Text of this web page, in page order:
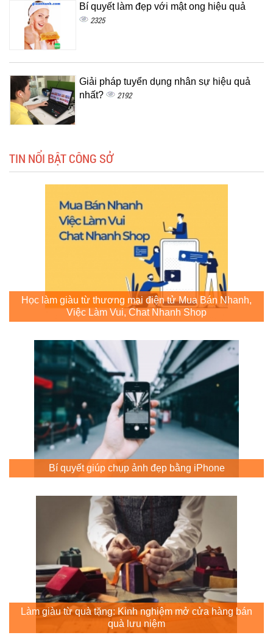
Bí quyết làm đẹp với mật ong hiệu quả
2325
Giải pháp tuyển dụng nhân sự hiệu quả
nhất?
2192
TIN NỔI BẬT CÔNG SỞ
Học làm giàu từ thương mại điện tử Mua Bán Nhanh,
Việc Làm Vui, Chat Nhanh Shop
Bí quyết giúp chụp ảnh đẹp bằng iPhone
Làm giàu từ quà tặng: Kinh nghiệm mở cửa hàng bán
quà lưu niệm